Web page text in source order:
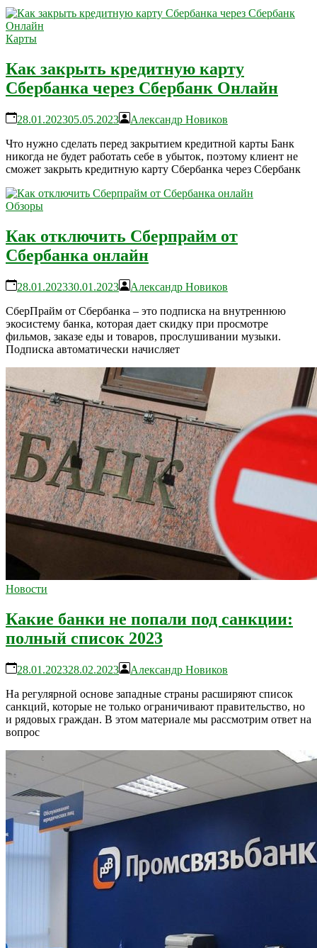
Карты
Как закрыть кредитную карту
Сбербанка через Сбербанк Онлайн
28.01.202305.05.2023
Александр Новиков
Что нужно сделать перед закрытием кредитной карты Банк
никогда не будет работать себе в убыток, поэтому клиент не
сможет закрыть кредитную карту Сбербанка через Сбербанк
Обзоры
Как отключить Сберпрайм от
Сбербанка онлайн
28.01.202330.01.2023
Александр Новиков
СберПрайм от Сбербанка – это подписка на внутреннюю
экосистему банка, которая дает скидку при просмотре
фильмов, заказе еды и товаров, прослушивании музыки.
Подписка автоматически начисляет
Новости
Какие банки не попали под санкции:
полный список 2023
28.01.202328.02.2023
Александр Новиков
На регулярной основе западные страны расширяют список
санкций, которые не только ограничивают правительство, но
и рядовых граждан. В этом материале мы рассмотрим ответ на
вопрос